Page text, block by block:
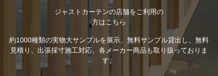
ジャストカーテンの店舗をご利用の
方はこちら
約1000種類の実物大サンプルを展示、無料サンプル貸出し、無料
見積り、出張採寸施工対応、各メーカー商品も取り扱っておりま
す。